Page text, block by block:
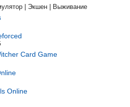
| Экшен | Выживание
Card Game
Online